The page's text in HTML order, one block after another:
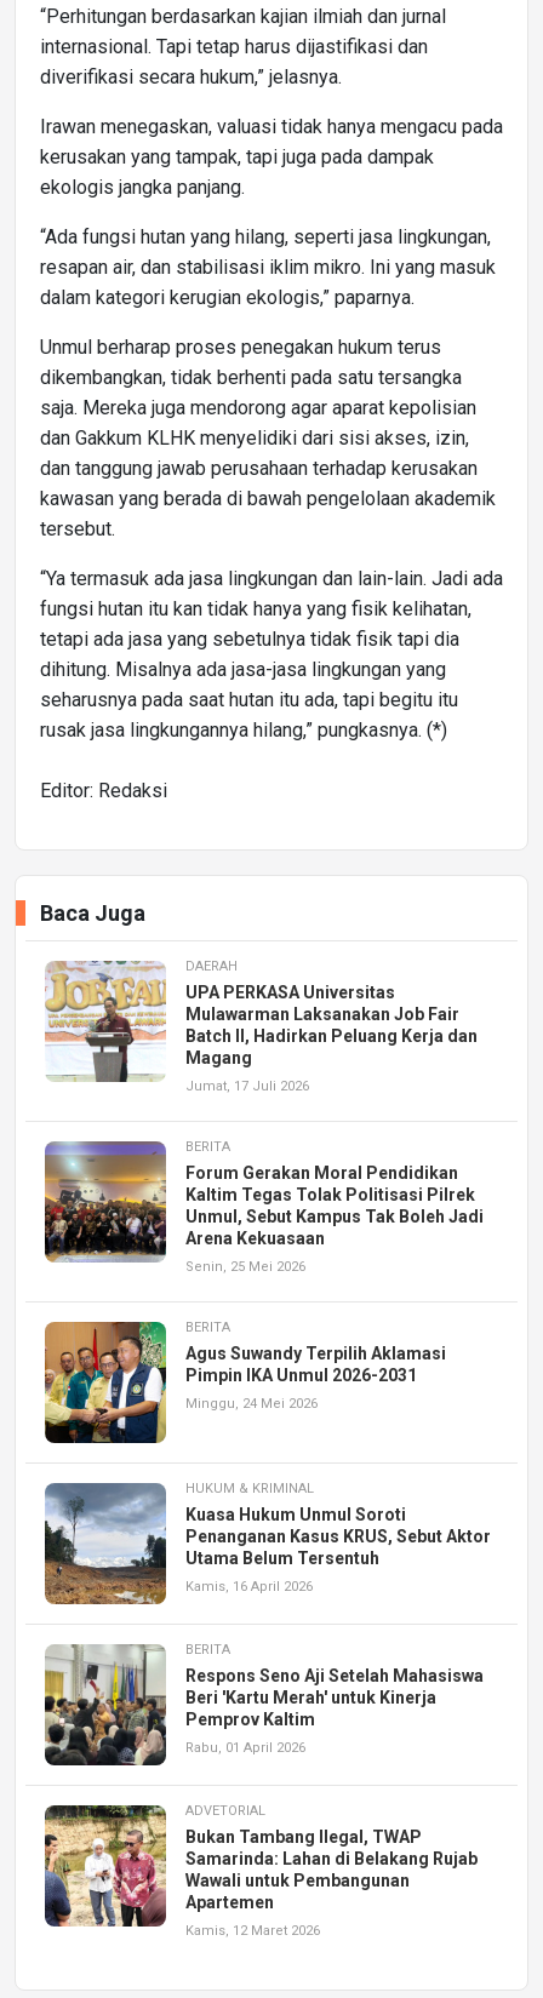
“Perhitungan berdasarkan kajian ilmiah dan jurnal
internasional. Tapi tetap harus dijastifikasi dan
diverifikasi secara hukum,” jelasnya.
Irawan menegaskan, valuasi tidak hanya mengacu pada
kerusakan yang tampak, tapi juga pada dampak
ekologis jangka panjang.
“Ada fungsi hutan yang hilang, seperti jasa lingkungan,
resapan air, dan stabilisasi iklim mikro. Ini yang masuk
dalam kategori kerugian ekologis,” paparnya.
Unmul berharap proses penegakan hukum terus
dikembangkan, tidak berhenti pada satu tersangka
saja. Mereka juga mendorong agar aparat kepolisian
dan Gakkum KLHK menyelidiki dari sisi akses, izin,
dan tanggung jawab perusahaan terhadap kerusakan
kawasan yang berada di bawah pengelolaan akademik
tersebut.
“Ya termasuk ada jasa lingkungan dan lain-lain. Jadi ada
fungsi hutan itu kan tidak hanya yang fisik kelihatan,
tetapi ada jasa yang sebetulnya tidak fisik tapi dia
dihitung. Misalnya ada jasa-jasa lingkungan yang
seharusnya pada saat hutan itu ada, tapi begitu itu
rusak jasa lingkungannya hilang,” pungkasnya. (*)
Editor: Redaksi
Baca Juga
DAERAH
UPA PERKASA Universitas
Mulawarman Laksanakan Job Fair
Batch II, Hadirkan Peluang Kerja dan
Magang
Jumat, 17 Juli 2026
BERITA
Forum Gerakan Moral Pendidikan
Kaltim Tegas Tolak Politisasi Pilrek
Unmul, Sebut Kampus Tak Boleh Jadi
Arena Kekuasaan
Senin, 25 Mei 2026
BERITA
Agus Suwandy Terpilih Aklamasi
Pimpin IKA Unmul 2026-2031
Minggu, 24 Mei 2026
HUKUM & KRIMINAL
Kuasa Hukum Unmul Soroti
Penanganan Kasus KRUS, Sebut Aktor
Utama Belum Tersentuh
Kamis, 16 April 2026
BERITA
Respons Seno Aji Setelah Mahasiswa
Beri 'Kartu Merah' untuk Kinerja
Pemprov Kaltim
Rabu, 01 April 2026
ADVETORIAL
Bukan Tambang Ilegal, TWAP
Samarinda: Lahan di Belakang Rujab
Wawali untuk Pembangunan
Apartemen
Kamis, 12 Maret 2026